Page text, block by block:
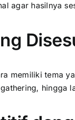
agar hasilnya
memiliki tema
hingga